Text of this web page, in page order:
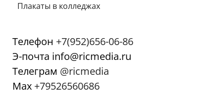
Плакаты в колледжах
Телефон +7(952)656-06-86
Э-почта info@ricmedia.ru
Телеграм @ricmedia
Мах +79526560686